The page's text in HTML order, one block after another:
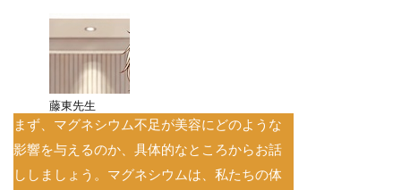
藤東先生
まず、マグネシウム不足が美容にどのような
影響を与えるのか、具体的なところからお話
ししましょう。マグネシウムは、私たちの体